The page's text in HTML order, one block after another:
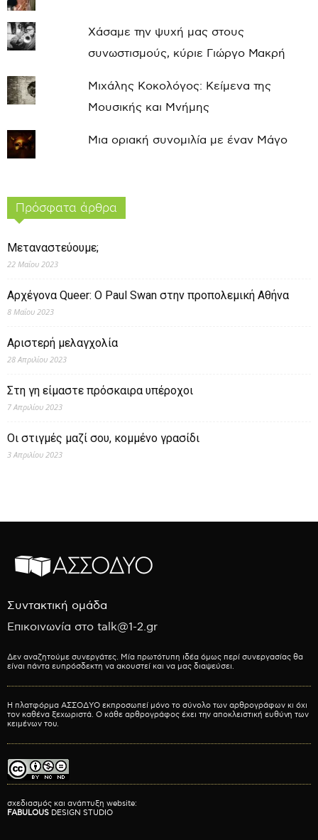
Χάσαμε την ψυχή μας στους
συνωστισμούς, κύριε Γιώργο Μακρή
Μιχάλης Κοκολόγος: Κείμενα της
Μουσικής και Μνήμης
Μια οριακή συνομιλία με έναν Μάγο
Πρόσφατα άρθρα
Μεταναστεύουμε;
22 Μαΐου 2023
Αρχέγονα Queer: O Paul Swan στην προπολεμική Αθήνα
8 Μαΐου 2023
Αριστερή μελαγχολία
28 Απριλίου 2023
Στη γη είμαστε πρόσκαιρα υπέροχοι
7 Απριλίου 2023
Οι στιγμές μαζί σου, κομμένο γρασίδι
3 Απριλίου 2023
Συντακτική ομάδα
Επικοινωνία στο talk@1-2.gr
Δεν αναζητούμε συνεργάτες. Μία πρωτότυπη ιδέα όμως περί συνεργασίας θα
είναι πάντα ευπρόσδεκτη να ακουστεί και να μας διαψεύσει.
Η πλατφόρμα ΑΣΣΟΔΥΟ εκπροσωπεί μόνο το σύνολο των αρθρογράφων κι όχι
τον καθένα ξεχωριστά. Ο κάθε αρθρογράφος έχει την αποκλειστική ευθύνη των
κειμένων του.
σχεδιασμός και ανάπτυξη website:
FABULOUS DESIGN STUDIO